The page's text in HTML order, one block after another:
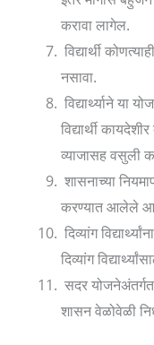
करावा लागेल.
विद्यार्थी
नसावा.
विद्यार्थ्याने या
विद्यार्थी
व्याजासह वसुली
शासनाच्या
करण्यात आलेले
दिव्यांग
दिव्यांग
सदर
शासन वेळोवेळी